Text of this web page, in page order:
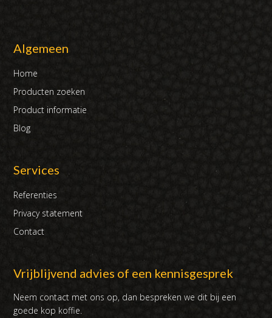
Algemeen
Home
Producten zoeken
Product informatie
Blog
Services
Referenties
Privacy statement
Contact
Vrijblijvend advies of een kennisgesprek
Neem contact met ons op, dan bespreken we dit bij een
goede kop koffie.